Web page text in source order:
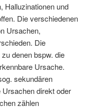
Halluzinationen und
Die verschiedenen
Ursachen,
Die
denen bspw. die
Ursache.
sekundären
direkt oder
zählen